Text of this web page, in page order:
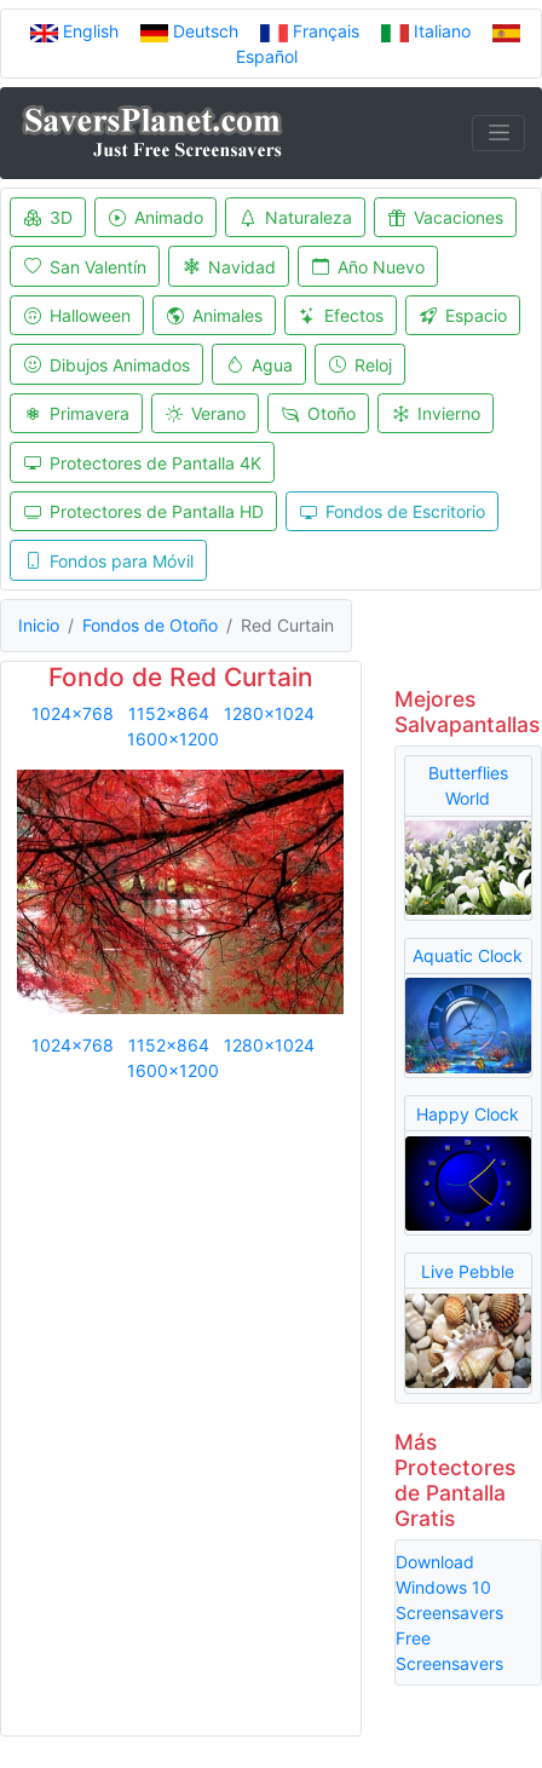
English Deutsch Français
Italiano
Español
3D Animado Naturaleza Vacaciones
San Valentín Navidad Año Nuevo
Halloween Animales Efectos Espacio
Dibujos Animados Agua Reloj
Primavera Verano Otoño Invierno
Protectores de Pantalla 4K
Protectores de Pantalla HD Fondos de Escritorio
Fondos para Móvil
Inicio Fondos de Otoño Red Curtain
Fondo de Red Curtain
1024x768 1152x864
1280x1024
1600x1200
1024x768 1152x864
1280x1024
1600x1200
Mejores
Salvapantallas
Butterflies
World
Aquatic Clock
Happy Clock
Live Pebble
Más
Protectores
de Pantalla
Gratis
Download
Windows 10
Screensavers
Free
Screensavers